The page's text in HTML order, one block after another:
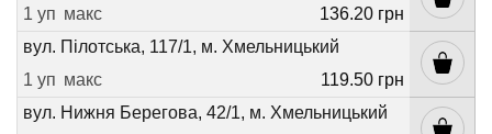
1 уп макс
136.20 грн
вул. Пілотська, 117/1, м. Хмельницький
1 уп макс
119.50 грн
вул. Нижня Берегова, 42/1, м. Хмельницький